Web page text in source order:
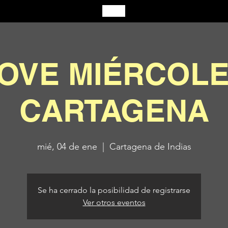
CARTAGENA
mié, 04 de ene Cartagena de Indias
Se ha cerrado la posibilidad de registrarse
Ver otros eventos